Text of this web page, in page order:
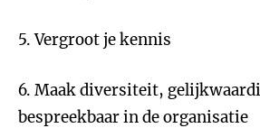
5. Vergroot je kennis
6. Maak diversiteit,
bespreekbaar in de organisatie